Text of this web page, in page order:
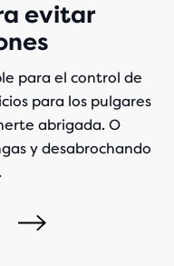
evitar
para el control de
para los pulgares
abrigada. O
y desabrochando